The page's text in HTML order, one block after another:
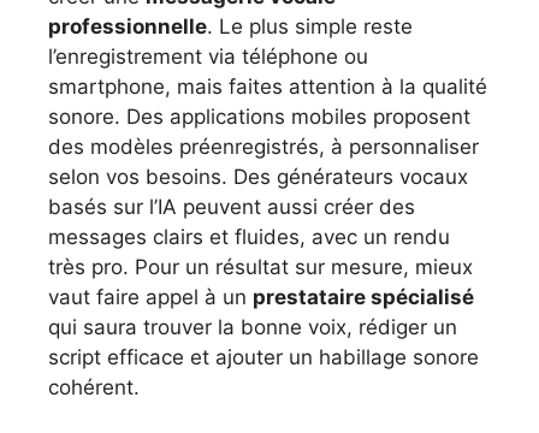
professionnelle. Le plus simple reste
l’enregistrement via téléphone ou
smartphone, mais faites attention à la qualité
sonore. Des applications mobiles proposent
des modèles préenregistrés, à personnaliser
selon vos besoins. Des générateurs vocaux
basés sur l’IA peuvent aussi créer des
messages clairs et fluides, avec un rendu
très pro. Pour un résultat sur mesure, mieux
vaut faire appel à un prestataire spécialisé
qui saura trouver la bonne voix, rédiger un
script efficace et ajouter un habillage sonore
cohérent.